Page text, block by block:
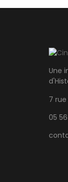
Une
7
05